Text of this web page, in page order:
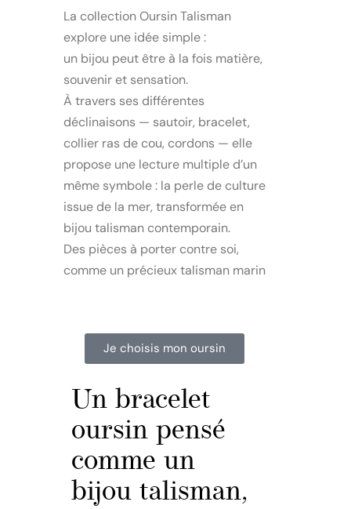
La collection Oursin Talisman
explore une idée simple :
un bijou peut être à la fois matière,
souvenir et sensation.
À travers ses différentes
déclinaisons — sautoir, bracelet,
collier ras de cou, cordons — elle
propose une lecture multiple d’un
même symbole : la perle de culture
issue de la mer, transformée en
bijou talisman contemporain.
Des pièces à porter contre soi,
comme un précieux talisman marin
Je choisis mon oursin
Un bracelet
oursin pensé
comme un
bijou talisman,